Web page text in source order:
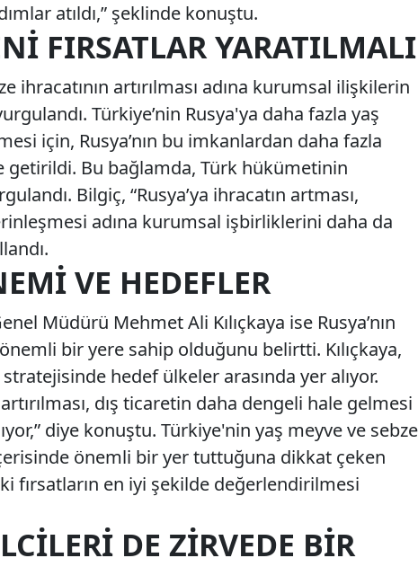
atıldı,” şeklinde konuştu.
FIRSATLAR YARATILMALI
ihracatının artırılması adına kurumsal ilişkilerin
Türkiye’nin Rusya'ya daha fazla yaş
için, Rusya’nın bu imkanlardan daha fazla
getirildi. Bu bağlamda, Türk hükümetinin
Bilgiç, “Rusya’ya ihracatın artması,
adına kurumsal işbirliklerini daha da
VE HEDEFLER
Müdürü Mehmet Ali Kılıçkaya ise Rusya’nın
bir yere sahip olduğunu belirtti. Kılıçkaya,
hedef ülkeler arasında yer alıyor.
dış ticaretin daha dengeli hale gelmesi
diye konuştu. Türkiye'nin yaş meyve ve sebze
önemli bir yer tuttuğuna dikkat çeken
fırsatların en iyi şekilde değerlendirilmesi
DE ZIRVEDE BIR